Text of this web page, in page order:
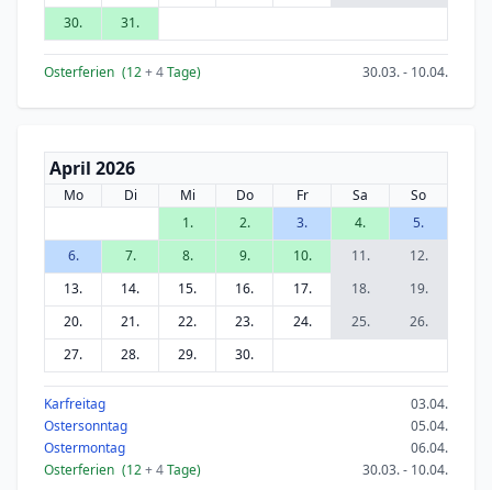
30.
31.
Osterferien (12+ 4Tage) 30.03. - 10.04.
April 2026
Mo Di Mi Do Fr Sa
So
1.
2. 3. 4.
5.
6.
7. 8. 9. 10. 11.
12.
13.
14. 15. 16. 17. 18.
19.
20.
21. 22. 23. 24. 25.
26.
27.
28. 29. 30.
Karfreitag
03.04.
Ostersonntag
05.04.
Ostermontag
06.04.
Osterferien (12+ 4Tage) 30.03. - 10.04.